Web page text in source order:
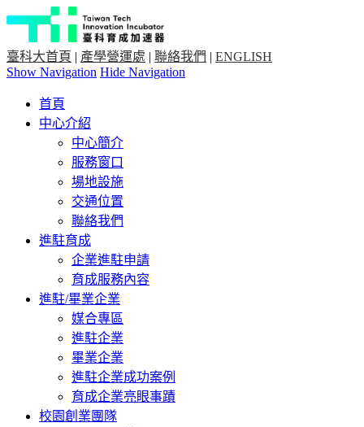
臺科大首頁 | 產學營運處 | 聯絡我們 | ENGLISH
Show Navigation Hide Navigation
首頁
中心介紹
中心簡介
服務窗口
場地設施
交通位置
聯絡我們
進駐育成
企業進駐申請
育成服務內容
進駐/畢業企業
媒合專區
進駐企業
畢業企業
進駐企業成功案例
育成企業亮眼事蹟
校園創業團隊